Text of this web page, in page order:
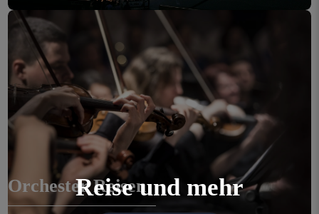
Flight Time
Reise und mehr
Orchester Reisen